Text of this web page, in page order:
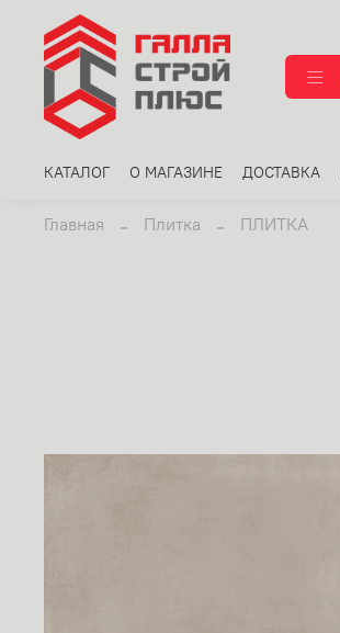
КАТАЛОГ О МАГАЗИНЕ ДОСТАВКА
Главная Плитка ПЛИТКА